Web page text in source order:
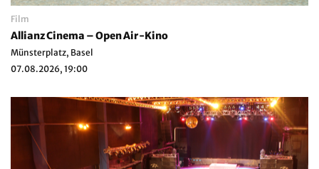
Film
Allianz Cinema – Open Air-Kino
Münsterplatz, Basel
07.08.2026, 19:00